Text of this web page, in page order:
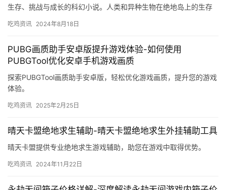
生存、挑战与成长的科幻小说。人类和异种生物在绝地岛上的生存
吃鸡资讯 2024年8月18日
PUBG画质助手安卓版提升游戏体验-如何使用
PUBGTool优化安卓手机游戏画质
探索PUBGTool画质助手安卓版，轻松优化游戏画质，提升您的游戏
体验。
吃鸡资讯 2025年2月25日
晴天卡盟绝地求生辅助-晴天卡盟绝地求生外挂辅助工具
晴天卡盟提供专业绝地求生游戏辅助，助您在游戏中取得优势。
吃鸡资讯 2024年11月22日